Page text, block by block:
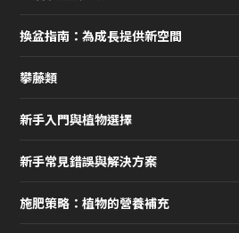
換盆指南：為成長提供新空間
攀藤類
新手入門與植物選擇
新手常見錯誤與解決方案
施肥策略：植物的營養補充